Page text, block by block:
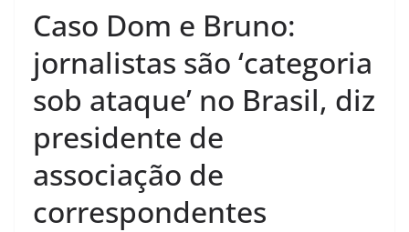
Caso Dom e Bruno:
jornalistas são ‘categoria
sob ataque’ no Brasil, diz
presidente de
associação de
correspondentes